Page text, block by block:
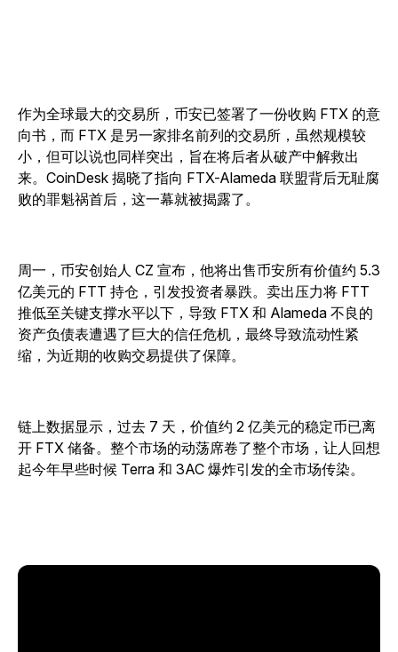
作为全球最大的交易所，币安已签署了一份收购 FTX 的意
向书，而 FTX 是另一家排名前列的交易所，虽然规模较
小，但可以说也同样突出，旨在将后者从破产中解救出
来。CoinDesk 揭晓了指向 FTX-Alameda 联盟背后无耻腐
败的罪魁祸首后，这一幕就被揭露了。
周一，币安创始人 CZ 宣布，他将出售币安所有价值约 5.3
亿美元的 FTT 持仓，引发投资者暴跌。卖出压力将 FTT
推低至关键支撑水平以下，导致 FTX 和 Alameda 不良的
资产负债表遭遇了巨大的信任危机，最终导致流动性紧
缩，为近期的收购交易提供了保障。
链上数据显示，过去 7 天，价值约 2 亿美元的稳定币已离
开 FTX 储备。整个市场的动荡席卷了整个市场，让人回想
起今年早些时候 Terra 和 3AC 爆炸引发的全市场传染。